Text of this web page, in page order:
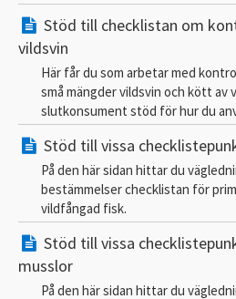
Stöd till checklistan om
vildsvin
Här får du som arbetar med
små mängder vildsvin och kött av
slutkonsument stöd för hur du
Stöd till vissa
På den här sidan hittar du
bestämmelser checklistan för
vildfångad fisk.
Stöd till vissa
musslor
På den här sidan hittar du